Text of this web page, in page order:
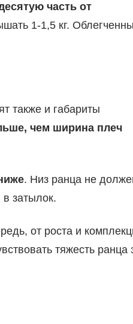
часть от
1-1,5 кг.
также и габариты
чем ширина плеч
. Низ ранца не
в затылок.
от роста и
тяжесть ранца